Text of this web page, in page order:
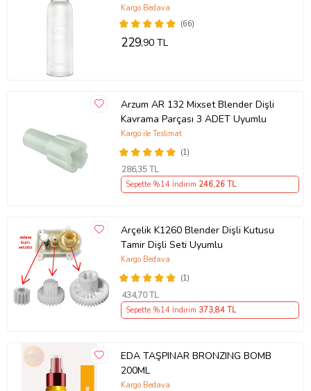
(66)
Kargo Bedava
229,90 TL
Arzum AR 132 Mixset Blender Dişli
Kavrama Parçası 3 ADET Uyumlu
(1)
Kargo ile Teslimat
286,35 TL
Sepette %14 İndirim 246,26 TL
Arçelik K1260 Blender Dişli Kutusu
Tamir Dişli Seti Uyumlu
(1)
Kargo Bedava
434,70 TL
Sepette %14 İndirim 373,84 TL
EDA TAŞPINAR BRONZING BOMB
200ML
Kargo Bedava